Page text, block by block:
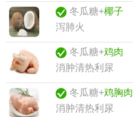
冬瓜糖+椰子
泻肺火
冬瓜糖+鸡肉
消肿清热利尿
冬瓜糖+鸡胸肉
消肿清热利尿